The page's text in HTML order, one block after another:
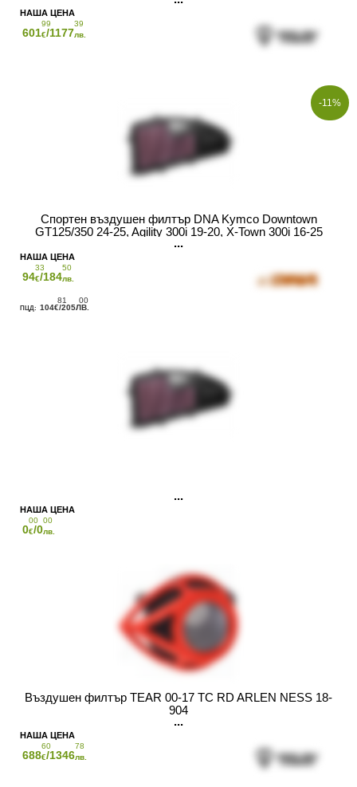
601
99
€/1177
39
лв.
-11%
Спортен въздушен филтър DNA Kymco Downtown
GT125/350 24-25, Agility 300i 19-20, X-Town 300i 16-25
94
33
€/184
50
лв.
104
81
€/205
00
ЛВ.
0
00
€/0
00
лв.
Въздушен филтър TEAR 00-17 TC RD ARLEN NESS 18-
904
688
60
€/1346
78
лв.